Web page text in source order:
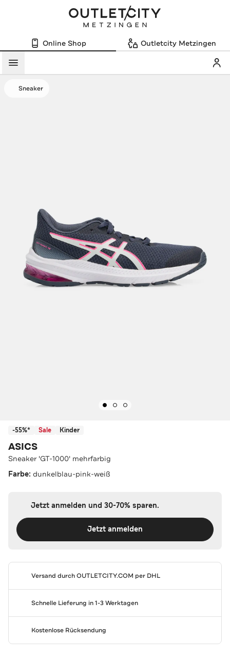
Online Shop Outletcity Metzingen
Menü
Sneaker
-55%* Sale Kinder
ASICS
Sneaker 'GT-1000' mehrfarbig
Farbe: dunkelblau-pink-weiß
Jetzt anmelden und 30-70% sparen.
Jetzt anmelden
Versand durchOUTLETCITY.COM per DHL
Schnelle Lieferung in 1-3 Werktagen
Kostenlose Rücksendung